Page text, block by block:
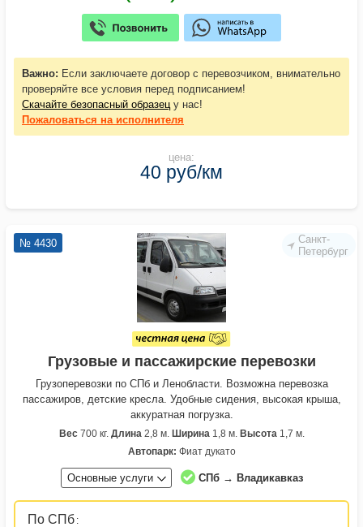
Важно: Если заключаете договор с перевозчиком, внимательно
проверяйте все условия перед подписанием!
Скачайте безопасный образец у нас!
Пожаловаться на исполнителя
цена:
40 руб/км
Санкт-
Петербург
№ 4430
Грузовые и пассажирские перевозки
Грузоперевозки по СПб и Ленобласти. Возможна перевозка
пассажиров, детские кресла. Удобные сидения, высокая крыша,
аккуратная погрузка.
Вес700 кг. Длина2,8 м. Ширина1,8 м. Высота1,7 м.
Автопарк: Фиат дукато
Основные услуги СПб → Владикавказ
По СПб :